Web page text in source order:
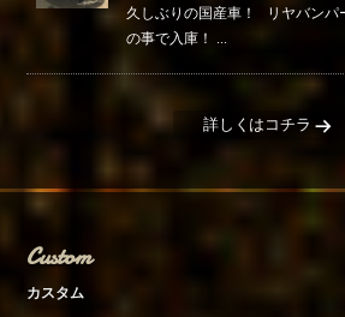
久しぶりの国産車！ リヤバンパ
の事で入庫！ ...
詳しくはコチラ
Custom
カスタム